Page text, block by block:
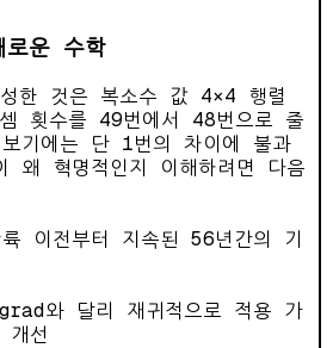
운 수학
한 것은 복소수 값 4×4 행렬
횟수를 49번에서 48번으로 줄
기에는 단 1번의 차이에 불과
왜 혁명적인지 이해하려면 다음
이전부터 지속된 56년간의 기
와 달리 재귀적으로 적용 가
개선